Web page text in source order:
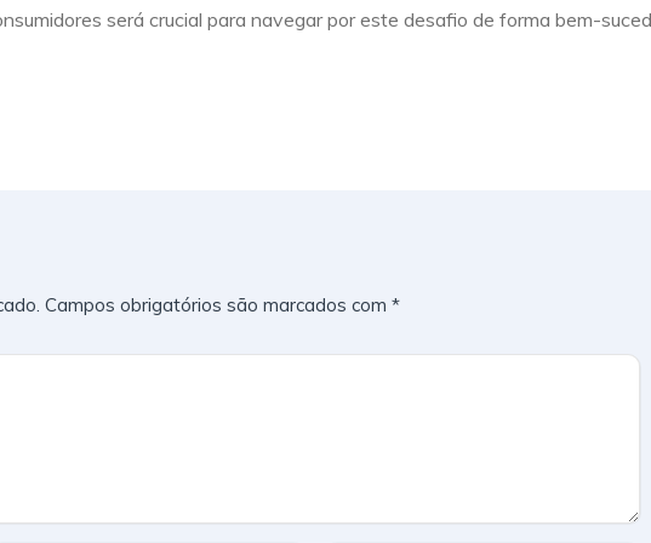
será crucial para navegar por este desafio de forma bem-
Campos obrigatórios são marcados com *